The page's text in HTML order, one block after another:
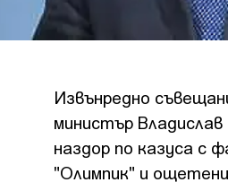
Извънредно
министър
наздор по казуса с
"Олимпик" и